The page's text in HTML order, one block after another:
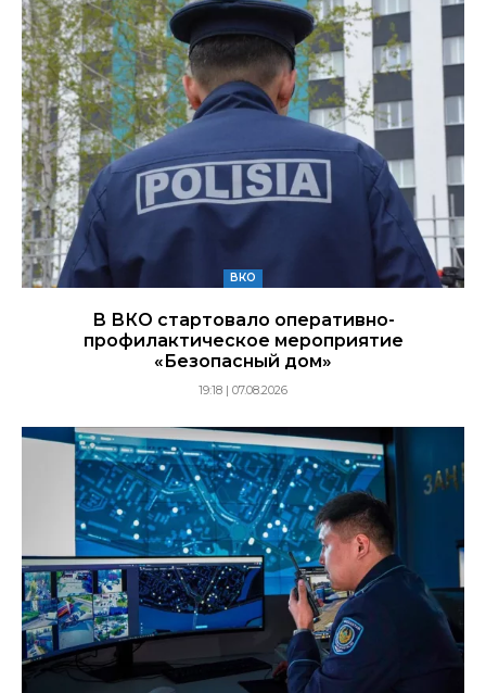
ВКО
В ВКО стартовало оперативно-
профилактическое мероприятие
«Безопасный дом»
19:18 | 07.08.2026